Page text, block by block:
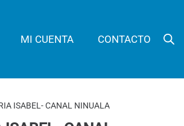
MI CUENTA CONTACTO
ISABEL- CANAL NINUALA